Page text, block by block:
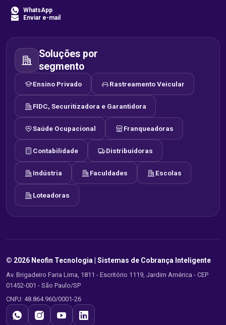
WhatsApp
Enviar e-mail
Soluções por
segmento
Ensino Privado Rastreamento Veicular
FIDC, Securitizadora e Garantidora
Saúde Ocupacional Franqueadoras
Contabilidade Distribuidoras
Indústria Faculdades Escolas
Loteadoras
© 2026 Neofin Tecnologia | Sistemas de Cobrança Inteligente
Av. Brigadeiro Faria Lima, 1811 - Escritório 1119, Jardim América - CEP
01452-001 - São Paulo/SP
CNPJ: 48.864.960/0001-26